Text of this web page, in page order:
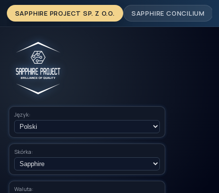
SAPPHIRE PROJECT SP. Z O.O. SAPPHIRE CONCILIUM
Język:
Skórka:
Waluta: